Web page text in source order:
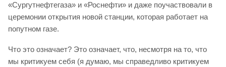
«Сургутнефтегаза» и «Роснефти» и даже поучаствовали в
церемонии открытия новой станции, которая работает на
попутном газе.
Что это означает? Это означает, что, несмотря на то, что
мы критикуем себя (я думаю, мы справедливо критикуем